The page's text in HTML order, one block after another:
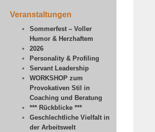
Veranstaltungen
Sommerfest – Voller
Humor & Herzhaftem
2026
Personality & Profiling
Servant Leadership
WORKSHOP zum
Provokativen Stil in
Coaching und Beratung
*** Rückblicke ***
Geschlechtliche Vielfalt in
der Arbeitswelt